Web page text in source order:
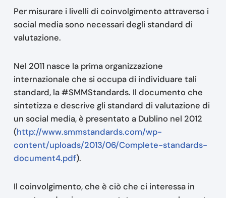
Per misurare i livelli di coinvolgimento attraverso i
social media sono necessari degli standard di
valutazione.
Nel 2011 nasce la prima organizzazione
internazionale che si occupa di individuare tali
standard, la #SMMStandards. Il documento che
sintetizza e descrive gli standard di valutazione di
un social media, è presentato a Dublino nel 2012
(http://www.smmstandards.com/wp-
content/uploads/2013/06/Complete-standards-
document4.pdf).
Il coinvolgimento, che è ciò che ci interessa in